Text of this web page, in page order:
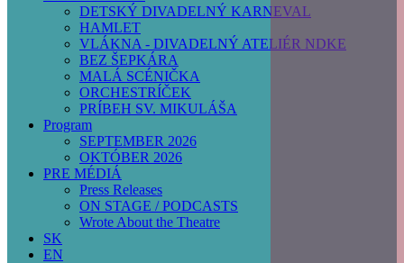
DETSKÝ DIVADELNÝ KARNEVAL
HAMLET
VLÁKNA - DIVADELNÝ ATELIÉR NDKE
BEZ ŠEPKÁRA
MALÁ SCÉNIČKA
ORCHESTRÍČEK
PRÍBEH SV. MIKULÁŠA
Program
SEPTEMBER 2026
OKTÓBER 2026
PRE MÉDIÁ
Press Releases
ON STAGE / PODCASTS
Wrote About the Theatre
SK
EN